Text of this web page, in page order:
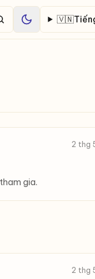
🇻🇳
2 thg
gia.
2 thg